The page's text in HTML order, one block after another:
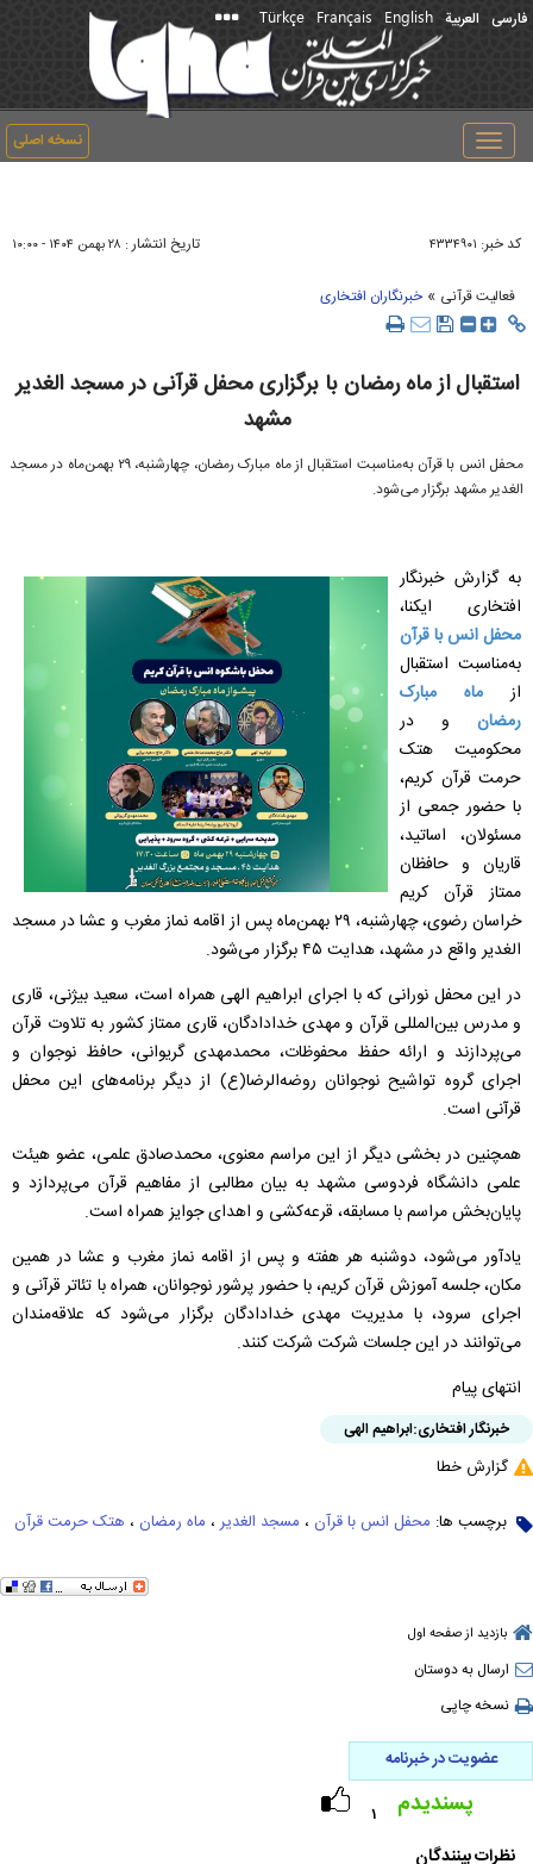
فارسی العربیة English
Français
Türkçe
نسخه اصلی
Toggle
navigation
کد خبر: ۴۳۳۴۹۰۱ تاریخ انتشار : ۲۸ بهمن ۱۴۰۴ - ۱۰:۰۰
فعالیت قرآنی » خبرنگاران افتخاری
استقبال از ماه رمضان با برگزاری محفل قرآنی در مسجد الغدیر
مشهد
محفل انس با قرآن به‌مناسبت استقبال از ماه مبارک رمضان، چهارشنبه، ۲۹ بهمن‌ماه در مسجد
الغدیر مشهد برگزار می‌شود.
به گزارش خبرنگار
افتخاری ایکنا،
محفل انس با قرآن
به‌مناسبت استقبال
از ماه مبارک
رمضان و در
محکومیت هتک
حرمت قرآن کریم،
با حضور جمعی از
مسئولان، اساتید،
قاریان و حافظان
ممتاز قرآن کریم
خراسان رضوی، چهارشنبه، ۲۹ بهمن‌ماه پس از اقامه نماز مغرب و عشا در مسجد
الغدیر واقع در مشهد، هدایت ۴۵ برگزار می‌شود.
در این محفل نورانی که با اجرای ابراهیم الهی همراه است، سعید بیژنی، قاری
و مدرس بین‌المللی قرآن و مهدی خدادادگان، قاری ممتاز کشور به تلاوت قرآن
می‌پردازند و ارائه حفظ محفوظات، محمدمهدی گریوانی، حافظ نوجوان و
اجرای گروه تواشیح نوجوانان روضه‌الرضا(ع) از دیگر برنامه‌های این محفل
قرآنی است.
همچنین در بخشی دیگر از این مراسم معنوی، محمدصادق علمی، عضو هیئت
علمی دانشگاه فردوسی مشهد به بیان مطالبی از مفاهیم قرآن می‌پردازد و
پایان‌بخش مراسم با مسابقه، قرعه‌کشی و اهدای جوایز همراه است.
یادآور می‌شود، دوشنبه هر هفته و پس از اقامه نماز مغرب و عشا در همین
مکان، جلسه آموزش قرآن کریم، با حضور پرشور نوجوانان، همراه با تئاتر قرآنی و
اجرای سرود، با مدیریت مهدی خدادادگان برگزار می‌شود که علاقه‌مندان
می‌توانند در این جلسات شرکت شرکت کنند.
انتهای پیام
خبرنگار افتخاری:ابراهیم الهی
گزارش خطا
برچسب ها: محفل انس با قرآن ، مسجد الغدیر ، ماه رمضان ، هتک حرمت قرآن
بازدید از صفحه اول
ارسال به دوستان
نسخه چاپی
عضویت در خبرنامه
۱ پسندیدم
نظرات بینندگان